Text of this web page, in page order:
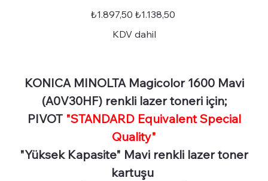
STD-
MAGI1600C
Orijinal
fiyat
₺1.897,50 İndirimli
fiyat
₺1.138,50
KDV dahil
KONICA MINOLTA Magicolor 1600 Mavi
(A0V30HF) renkli lazer toneri için;
PIVOT "STANDARD Equivalent Special
Quality"
"Yüksek Kapasite" Mavi renkli lazer toner
kartuşu